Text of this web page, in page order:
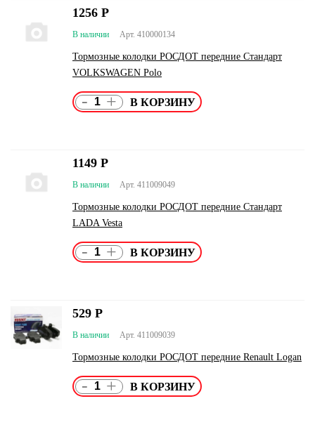
Арт. 410000134
В наличии
Тормозные колодки РОСДОТ передние Стандарт
VOLKSWAGEN Polo
1256 Р
- +
Арт. 411009049
В наличии
Тормозные колодки РОСДОТ передние Стандарт
LADA Vesta
1149 Р
- +
Арт. 411009039
В наличии
Тормозные колодки РОСДОТ передние Renault Logan
529 Р
- +